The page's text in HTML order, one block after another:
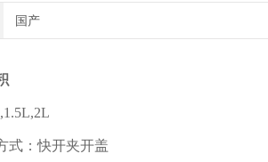
国产
式：快开夹开盖